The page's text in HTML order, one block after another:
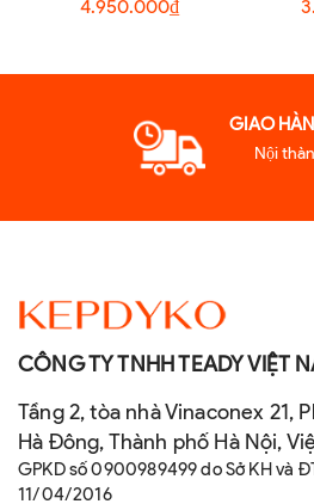
4.950.000₫
GIAO
Nội
CÔNG TY TNHH TEADY VIỆT
Tầng 2, tòa nhà Vinaconex 21,
Hà Đông, Thành phố Hà Nội,
GPKD số 0900989499 do Sở KH và
11/04/2016